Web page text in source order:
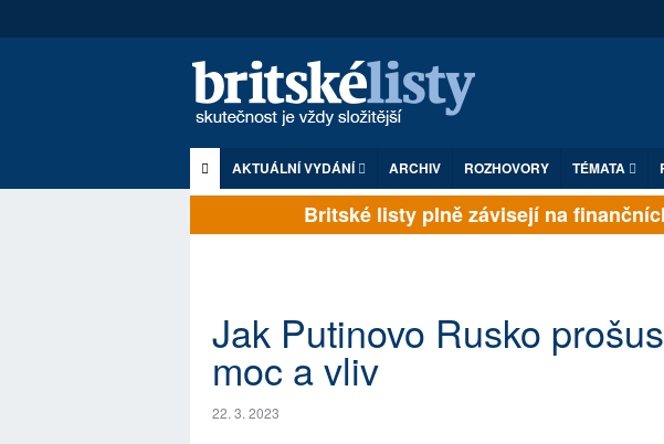
AKTUÁLNÍ VYDÁNÍ ARCHIV ROZHOVORY TÉMATA
Britské listy plně závisejí na
Jak Putinovo Rusko
moc a vliv
22. 3. 2023